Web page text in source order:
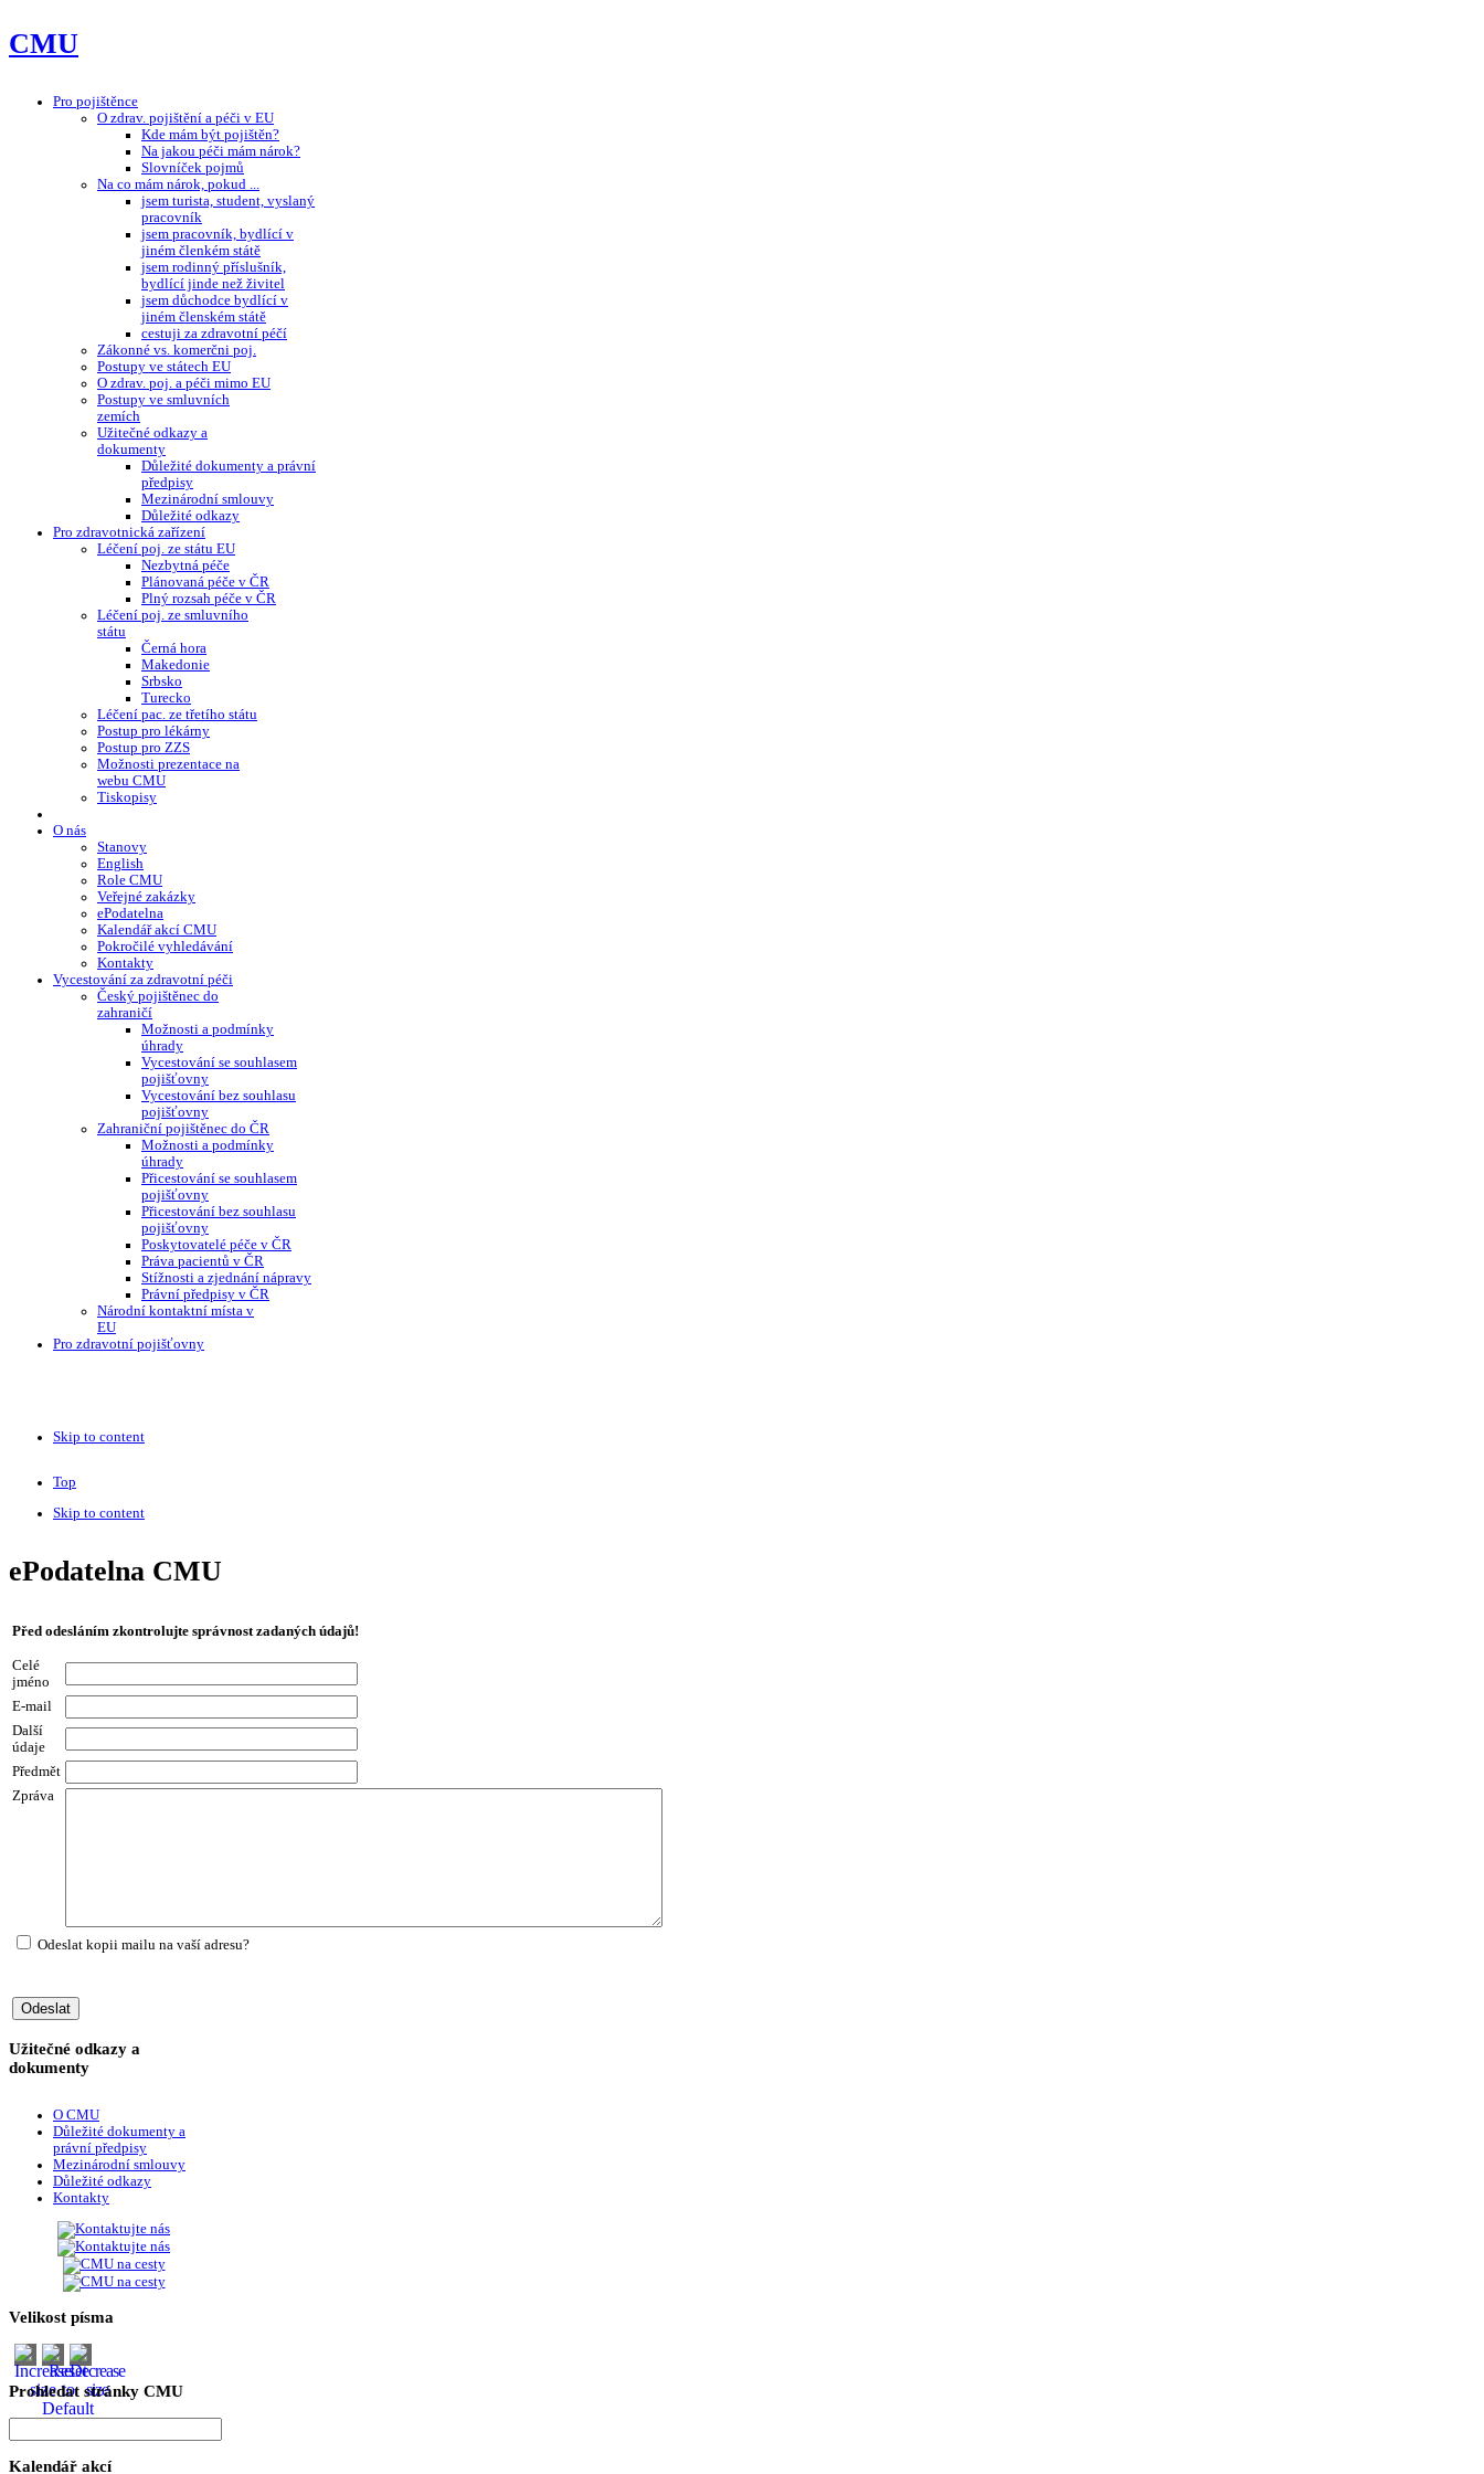
CMU
Pro pojištěnce
O zdrav. pojištění a péči v EU
Kde mám být pojištěn?
Na jakou péči mám nárok?
Slovníček pojmů
Na co mám nárok, pokud ...
jsem turista, student, vyslaný
pracovník
jsem pracovník, bydlící v
jiném členkém státě
jsem rodinný příslušník,
bydlící jinde než živitel
jsem důchodce bydlící v
jiném členském státě
cestuji za zdravotní péčí
Zákonné vs. komerčni poj.
Postupy ve státech EU
O zdrav. poj. a péči mimo EU
Postupy ve smluvních
zemích
Užitečné odkazy a
dokumenty
Důležité dokumenty a právní
předpisy
Mezinárodní smlouvy
Důležité odkazy
Pro zdravotnická zařízení
Léčení poj. ze státu EU
Nezbytná péče
Plánovaná péče v ČR
Plný rozsah péče v ČR
Léčení poj. ze smluvního
státu
Černá hora
Makedonie
Srbsko
Turecko
Léčení pac. ze třetího státu
Postup pro lékárny
Postup pro ZZS
Možnosti prezentace na
webu CMU
Tiskopisy
O nás
Stanovy
English
Role CMU
Veřejné zakázky
ePodatelna
Kalendář akcí CMU
Pokročilé vyhledávání
Kontakty
Vycestování za zdravotní péči
Český pojištěnec do
zahraničí
Možnosti a podmínky
úhrady
Vycestování se souhlasem
pojišťovny
Vycestování bez souhlasu
pojišťovny
Zahraniční pojištěnec do ČR
Možnosti a podmínky
úhrady
Přicestování se souhlasem
pojišťovny
Přicestování bez souhlasu
pojišťovny
Poskytovatelé péče v ČR
Práva pacientů v ČR
Stížnosti a zjednání nápravy
Právní předpisy v ČR
Národní kontaktní místa v
EU
Pro zdravotní pojišťovny
Skip to content
Top
Skip to content
ePodatelna CMU
Před odesláním zkontrolujte správnost zadaných údajů!
Celé
jméno
E-mail
Další
údaje
Předmět
Zpráva
Odeslat kopii mailu na vaší adresu?
Užitečné odkazy a
dokumenty
O CMU
Důležité dokumenty a
právní předpisy
Mezinárodní smlouvy
Důležité odkazy
Kontakty
Velikost písma
Prohledat stránky CMU
Kalendář akcí